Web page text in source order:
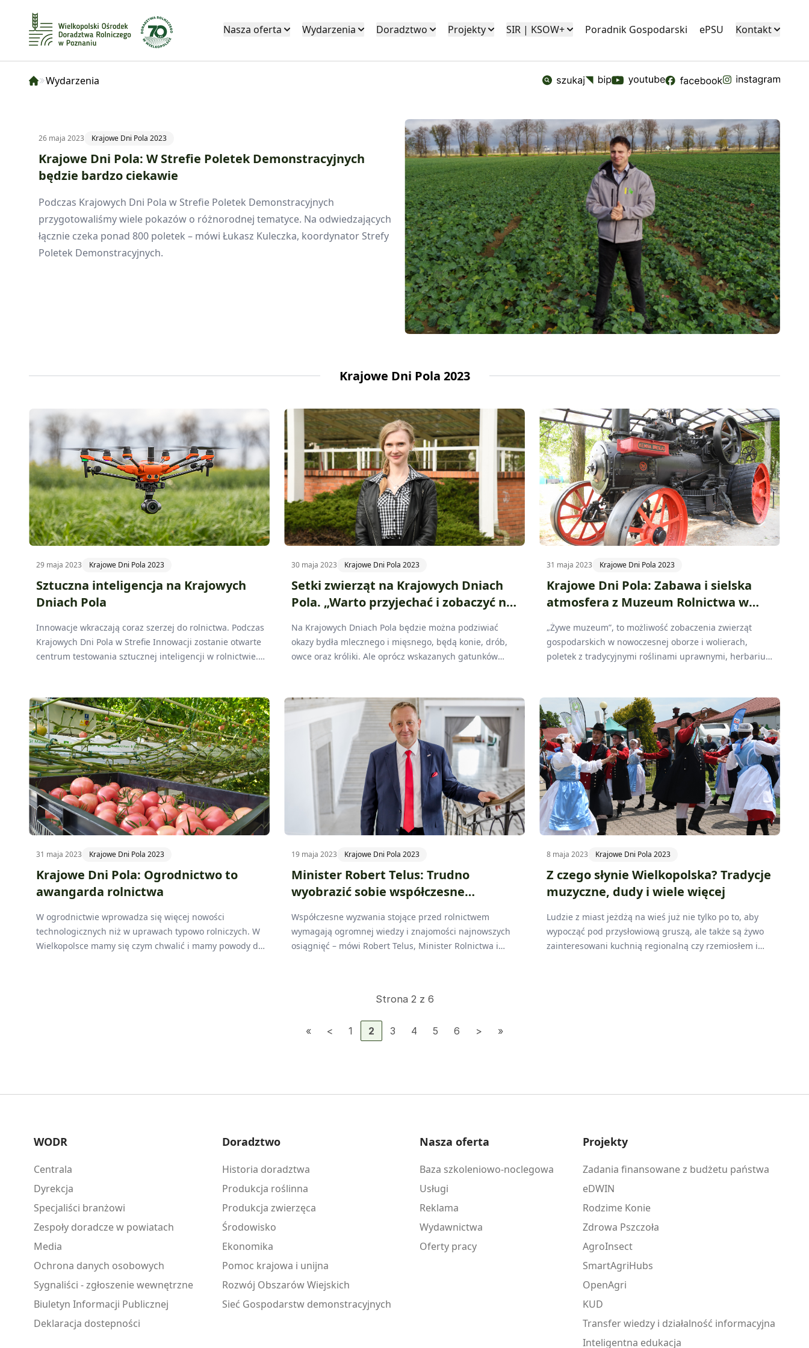
Nasza oferta Wydarzenia Doradztwo Projekty SIR | KSOW+ Poradnik Gospodarski ePSU Kontakt
Wydarzenia
26 maja 2023 Krajowe Dni Pola 2023
Krajowe Dni Pola: W Strefie Poletek Demonstracyjnych
będzie bardzo ciekawie
Podczas Krajowych Dni Pola w Strefie Poletek Demonstracyjnych
przygotowaliśmy wiele pokazów o różnorodnej tematyce. Na odwiedzających
łącznie czeka ponad 800 poletek – mówi Łukasz Kuleczka, koordynator Strefy
Poletek Demonstracyjnych.
Krajowe Dni Pola 2023
29 maja 2023 Krajowe Dni Pola 2023
Sztuczna inteligencja na Krajowych
Dniach Pola
Innowacje wkraczają coraz szerzej do rolnictwa. Podczas
Krajowych Dni Pola w Strefie Innowacji zostanie otwarte
centrum testowania sztucznej inteligencji w rolnictwie.
oraz Maciej Zacharczuk, koordynatorzy Strefy Innowacji.
30 maja 2023 Krajowe Dni Pola 2023
Setki zwierząt na Krajowych Dniach
Pola. „Warto przyjechać i zobaczyć na
Na Krajowych Dniach Pola będzie można podziwiać
okazy bydła mlecznego i mięsnego, będą konie, drób,
owce oraz króliki. Ale oprócz wskazanych gatunków
przyjechać i zobaczyć to na własne oczy – mówi Wioleta
Barczak, koordynator strefy Regionalnej Wystawy
Zwierząt Hodowlanych na Krajowych Dniach Pola.
31 maja 2023 Krajowe Dni Pola 2023
Krajowe Dni Pola: Zabawa i sielska
atmosfera z Muzeum Rolnictwa w
Szreniawie
„Żywe muzeum”, to możliwość zobaczenia zwierząt
gospodarskich w nowoczesnej oborze i wolierach,
poletek z tradycyjnymi roślinami uprawnymi, herbarium
rękodzielników, a także działający w zabytkowej gorzelni
Browar Szreniawa z ogródkiem piwnym – tak o muzeum
w Szreniawie opowiada Jan Maćkowiak dyrektor tej
instytucji. Nie mogło jej zabraknąć na Krajowych Dniach
Pola Sielinko 2023.
31 maja 2023 Krajowe Dni Pola 2023
Krajowe Dni Pola: Ogrodnictwo to
awangarda rolnictwa
W ogrodnictwie wprowadza się więcej nowości
technologicznych niż w uprawach typowo rolniczych. W
Wielkopolsce mamy się czym chwalić i mamy powody do
19 maja 2023 Krajowe Dni Pola 2023
Minister Robert Telus: Trudno
wyobrazić sobie współczesne
Współczesne wyzwania stojące przed rolnictwem
wymagają ogromnej wiedzy i znajomości najnowszych
osiągnięć – mówi Robert Telus, Minister Rolnictwa i
8 maja 2023 Krajowe Dni Pola 2023
Z czego słynie Wielkopolska? Tradycje
muzyczne, dudy i wiele więcej
Ludzie z miast jeżdżą na wieś już nie tylko po to, aby
wypocząć pod przysłowiową gruszą, ale także są żywo
zainteresowani kuchnią regionalną czy rzemiosłem i
Strona 2 z 6
1 2 3 4 5 6
WODR
Centrala
Dyrekcja
Specjaliści branżowi
Zespoły doradcze w powiatach
Media
Ochrona danych osobowych
Sygnaliści - zgłoszenie wewnętrzne
Biuletyn Informacji Publicznej
Deklaracja dostepności
Doradztwo
Historia doradztwa
Produkcja roślinna
Produkcja zwierzęca
Środowisko
Ekonomika
Pomoc krajowa i unijna
Rozwój Obszarów Wiejskich
Sieć Gospodarstw demonstracyjnych
Nasza oferta
Baza szkoleniowo-noclegowa
Usługi
Reklama
Wydawnictwa
Oferty pracy
Projekty
Zadania finansowane z budżetu państwa
eDWIN
Rodzime Konie
Zdrowa Pszczoła
AgroInsect
SmartAgriHubs
OpenAgri
KUD
Transfer wiedzy i działalność informacyjna
Inteligentna edukacja